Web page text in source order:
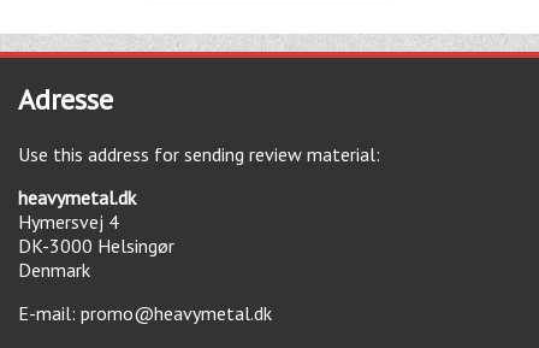
Adresse
Use this address for sending review material:
heavymetal.dk
Hymersvej 4
DK-3000 Helsingør
Denmark
E-mail: promo@heavymetal.dk